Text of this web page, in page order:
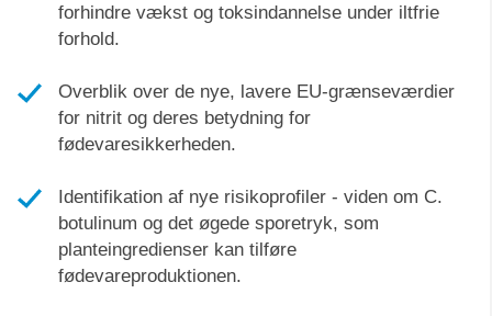
forhindre vækst og toksindannelse under iltfrie
forhold.
Overblik over de nye, lavere EU-grænseværdier
for nitrit og deres betydning for
fødevaresikkerheden.
Identifikation af nye risikoprofiler - viden om C.
botulinum og det øgede sporetryk, som
planteingredienser kan tilføre
fødevareproduktionen.